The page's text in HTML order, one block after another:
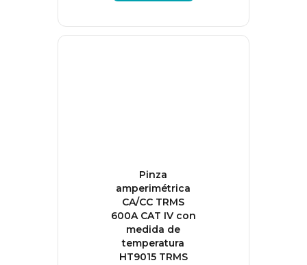
Pinza
amperimétrica
CA/CC TRMS
600A CAT IV con
medida de
temperatura
HT9015 TRMS